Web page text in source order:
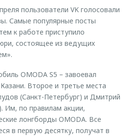
пользователи VK голосовали
Самые популярные посты
к работе приступило
состоящее из ведущих
OMODA S5 – завоевал
Второе и третье места
(Санкт-Петербург) и Дмитрий
Им, по правилам акции,
лонгборды OMODA. Все
в первую десятку, получат в